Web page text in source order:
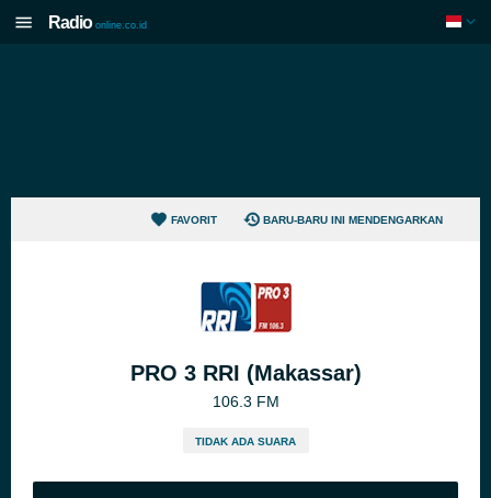
Radio online.co.id
FAVORIT BARU-BARU INI MENDENGARKAN
PRO 3 RRI (Makassar)
106.3 FM
TIDAK ADA SUARA